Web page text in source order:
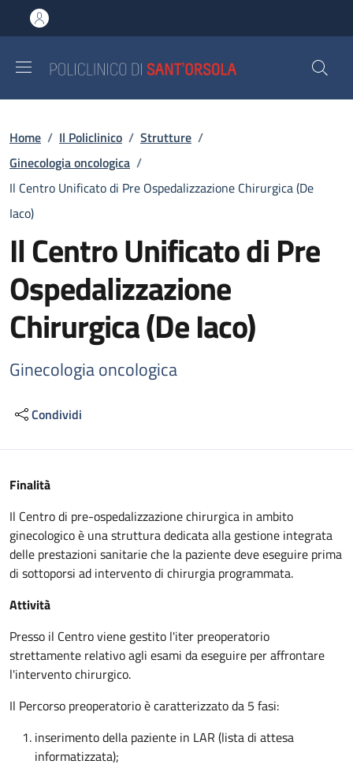
al contenuto principale
to footer content
Briciole di pane
Home / Il Policlinico / Strutture /
Ginecologia oncologica /
Il Centro Unificato di Pre Ospedalizzazione Chirurgica (De
Iaco)
Il Centro Unificato di Pre
Ospedalizzazione
Chirurgica (De Iaco)
Ginecologia oncologica
Condividi
Descrizione
Finalità
Il Centro di pre-ospedalizzazione chirurgica in ambito
ginecologico è una struttura dedicata alla gestione integrata
delle prestazioni sanitarie che la paziente deve eseguire prima
di sottoporsi ad intervento di chirurgia programmata.
Attività
Presso il Centro viene gestito l'iter preoperatorio
strettamente relativo agli esami da eseguire per affrontare
l'intervento chirurgico.
Il Percorso preoperatorio è caratterizzato da 5 fasi:
inserimento della paziente in LAR (lista di attesa
informatizzata);